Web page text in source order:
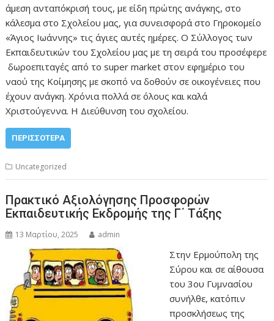
άμεση ανταπόκρισή τους, με είδη πρώτης ανάγκης, στο
κάλεσμα στο Σχολείου μας, για συνεισφορά στο Γηροκομείο
«Άγιος Ιωάννης» τις άγιες αυτές ημέρες. Ο Σύλλογος των
Εκπαιδευτικών του Σχολείου μας με τη σειρά του προσέφερε
δωροεπιταγές από το super market στον εφημέριο του
ναού της Κοίμησης με σκοπό να δοθούν σε οικογένειες που
έχουν ανάγκη. Χρόνια πολλά σε όλους και καλά
Χριστούγεννα. Η Διεύθυνση του σχολείου.
ΠΕΡΙΣΣΌΤΕΡΑ
Uncategorized
Πρακτικό Αξιολόγησης Προσφορών
Εκπαιδευτικής Εκδρομής της Γ΄ Τάξης
13 Μαρτίου, 2025 admin
Στην Ερμούπολη της
Σύρου και σε αίθουσα
του 3ου Γυμνασίου
συνήλθε, κατόπιν
προσκλήσεως της